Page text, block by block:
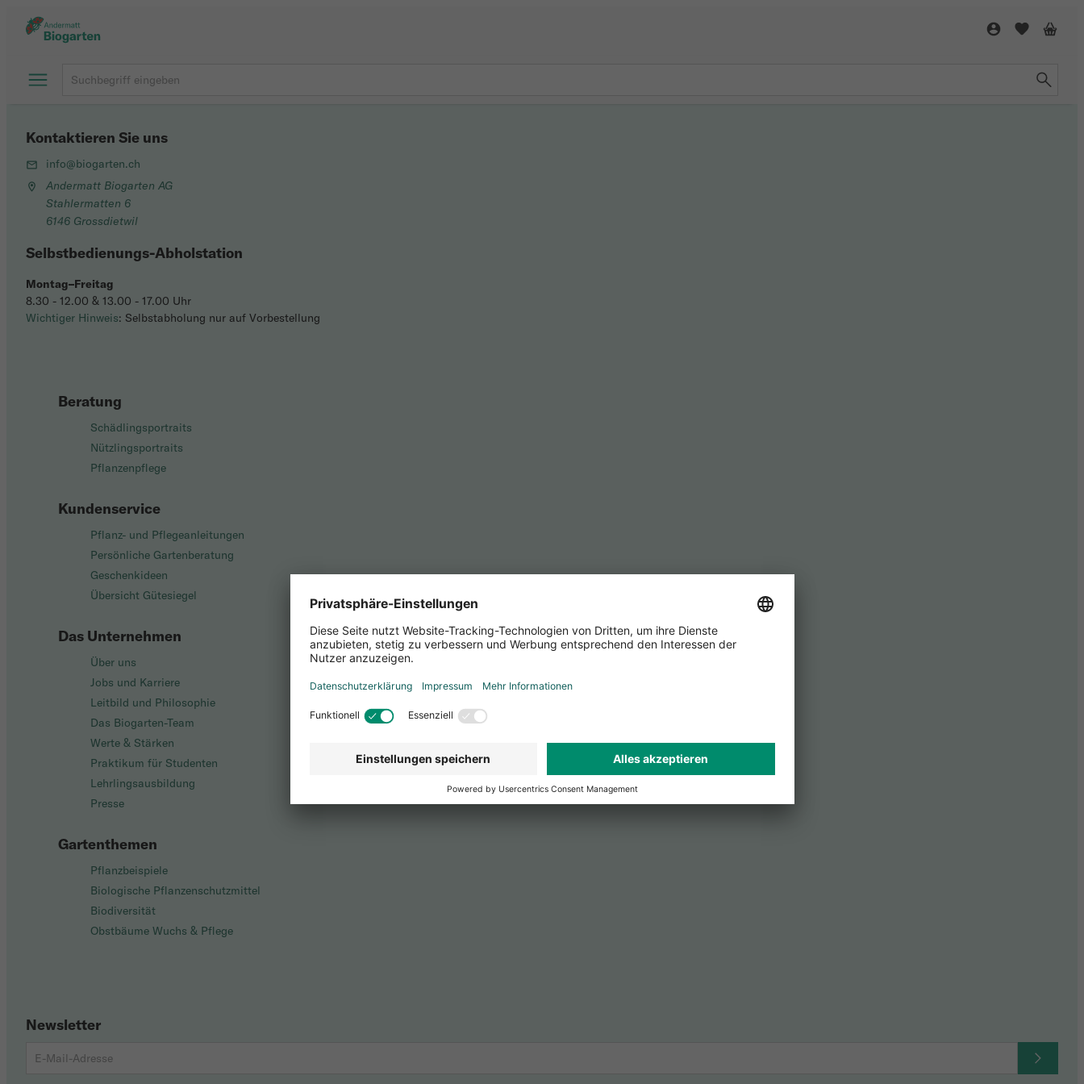
Beratung
Schädlingsportraits
Nützlingsportraits
Pflanzenpflege
Kundenservice
Pflanz- und Pflegeanleitungen
Persönliche Gartenberatung
Geschenkideen
Übersicht Gütesiegel
Das Unternehmen
Über uns
Jobs und Karriere
Leitbild und Philosophie
Das Biogarten-Team
Werte & Stärken
Praktikum für Studenten
Lehrlingsausbildung
Presse
Gartenthemen
Pflanzbeispiele
Biologische Pflanzenschutzmittel
Biodiversität
Obstbäume Wuchs & Pflege
Newsletter
Kontaktieren Sie uns
info@biogarten.ch
Andermatt Biogarten AG
Stahlermatten 6
6146 Grossdietwil
Selbstbedienungs-Abholstation
Montag–Freitag
8.30 - 12.00 & 13.00 - 17.00 Uhr
Wichtiger Hinweis: Selbstabholung nur auf Vorbestellung